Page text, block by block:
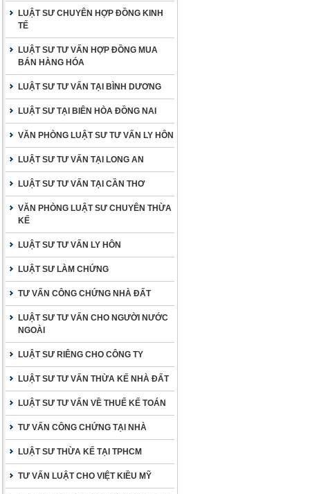
LUẬT SƯ CHUYÊN HỢP ĐỒNG KINH
TẾ
LUẬT SƯ TƯ VẤN HỢP ĐỒNG MUA
BÁN HÀNG HÓA
LUẬT SƯ TƯ VẤN TẠI BÌNH DƯƠNG
LUẬT SƯ TẠI BIÊN HÒA ĐỒNG NAI
VĂN PHÒNG LUẬT SƯ TƯ VẤN LY HÔN
LUẬT SƯ TƯ VẤN TẠI LONG AN
LUẬT SƯ TƯ VẤN TẠI CẦN THƠ
VĂN PHÒNG LUẬT SƯ CHUYÊN THỪA
KẾ
LUẬT SƯ TƯ VẤN LY HÔN
LUẬT SƯ LÀM CHỨNG
TƯ VẤN CÔNG CHỨNG NHÀ ĐẤT
LUẬT SƯ TƯ VẤN CHO NGƯỜI NƯỚC
NGOÀI
LUẬT SƯ RIÊNG CHO CÔNG TY
LUẬT SƯ TƯ VẤN THỪA KẾ NHÀ ĐẤT
LUẬT SƯ TƯ VẤN VỀ THUẾ KẾ TOÁN
TƯ VẤN CÔNG CHỨNG TẠI NHÀ
LUẬT SƯ THỪA KẾ TẠI TPHCM
TƯ VẤN LUẬT CHO VIỆT KIỀU MỸ